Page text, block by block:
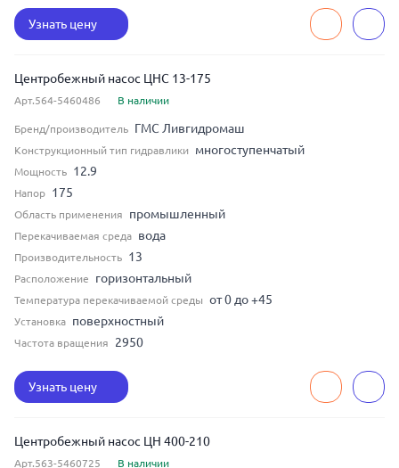
Узнать цену
Центробежный насос ЦНС 13-175
Арт.564-5460486 В наличии
Бренд/производитель ГМС Ливгидромаш
Конструкционный тип гидравлики многоступенчатый
Мощность 12.9
Напор 175
Область применения промышленный
Перекачиваемая среда вода
Производительность 13
Расположение горизонтальный
Температура перекачиваемой среды от 0 до +45
Установка поверхностный
Частота вращения 2950
Узнать цену
Центробежный насос ЦН 400-210
Арт.563-5460725 В наличии